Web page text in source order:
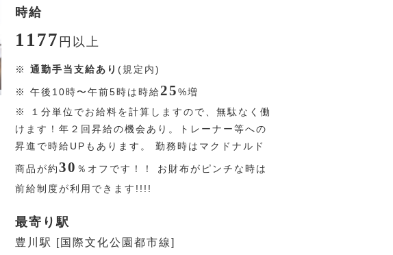
時給
1177 円 以上
※ 通勤手当支給あり (規定内)
※ 午後10時〜午前5時は時給25%増
※
１分単位でお給料を計算しますので、無駄なく働
けます！年２回昇給の機会あり。トレーナー等への
昇進で時給UPもあります。 勤務時はマクドナルド
商品が約30 ％ オフです！！ お財布がピンチな時は
前給制度が利用できます!!!!
最寄り駅
豊川駅 [国際文化公園都市線]